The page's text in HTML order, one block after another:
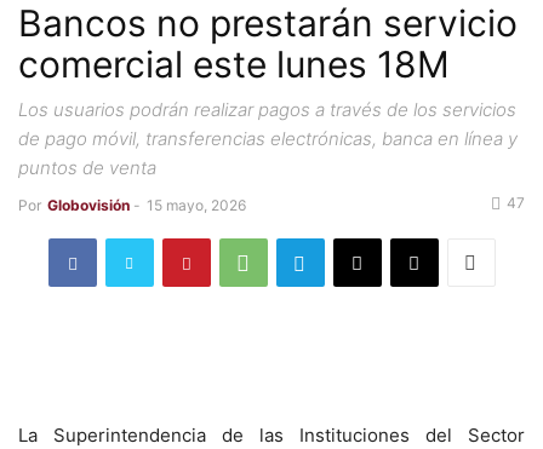
Bancos no prestarán servicio
comercial este lunes 18M
Los usuarios podrán realizar pagos a través de los servicios
de pago móvil, transferencias electrónicas, banca en línea y
puntos de venta
Por Globovisión - 15 mayo, 2026 47
La Superintendencia de las Instituciones del Sector